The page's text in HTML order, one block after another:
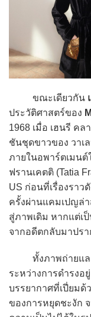
ขณะเดียวกัน
ประวัติศาสตร์ของ
1968 เมื่อ เฮนรี คล
ชันชุดขาวของ วาเ
ภายในอพาร์ตเมนต์
ฟรานเคตติ (Tatia
US ก่อนที่เรื่องรา
ครั้งผ่านแคมเปญล่า
สู่ภาพเดิม หากแต่เ
จากอดีตกลับมาปร
ทั้งภาพถ่ายและ
ระหว่างการดำรงอ
บรรยากาศที่เปี่ยมด้
ของการหยุดชะงัก